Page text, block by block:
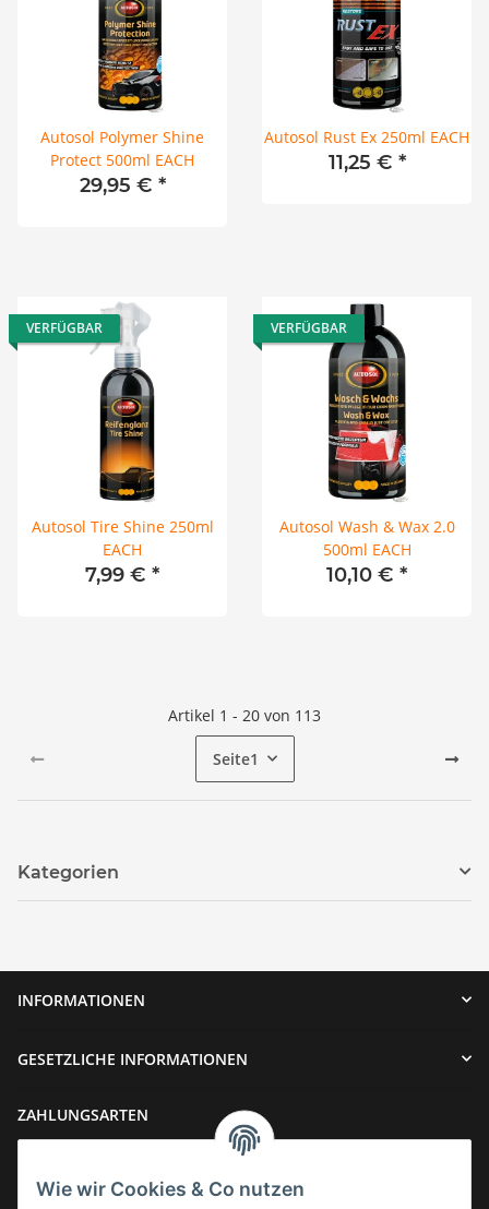
Autosol Polymer Shine
Protect 500ml EACH
29,95 € *
Autosol Rust Ex 250ml EACH
11,25 € *
VERFÜGBAR
Autosol Tire Shine 250ml
EACH
7,99 € *
VERFÜGBAR
Autosol Wash & Wax 2.0
500ml EACH
10,10 € *
Artikel 1 - 20 von 113
Seite1
Kategorien
INFORMATIONEN
GESETZLICHE INFORMATIONEN
ZAHLUNGSARTEN
Wie wir Cookies & Co nutzen